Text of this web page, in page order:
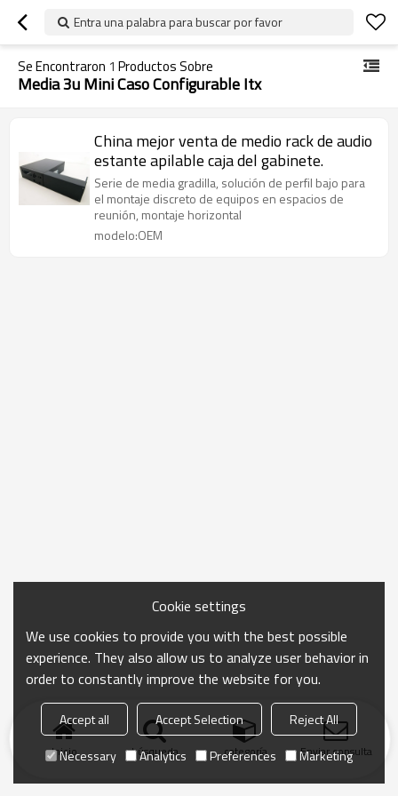
Entra una palabra para buscar por favor
Se Encontraron 1 Productos Sobre
Media 3u Mini Caso Configurable Itx
China mejor venta de medio rack de audio
estante apilable caja del gabinete.
Serie de media gradilla, solución de perfil bajo para
el montaje discreto de equipos en espacios de
reunión, montaje horizontal
modelo:OEM
Inicio búsqueda categoría Enviar consulta
Cookie settings
We use cookies to provide you with the best possible
experience. They also allow us to analyze user behavior in
order to constantly improve the website for you.
Accept all Accept Selection
Reject All
Necessary
Analytics Preferences Marketing